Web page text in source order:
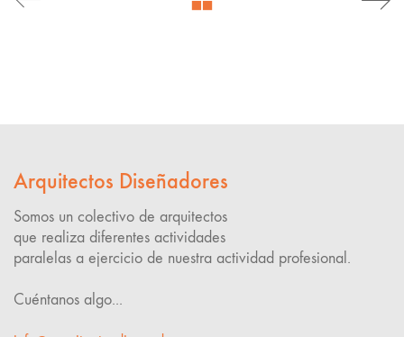
Arquitectos Diseñadores
Somos un colectivo de arquitectos
que realiza diferentes actividades
paralelas a ejercicio de nuestra actividad profesional.
Cuéntanos algo...